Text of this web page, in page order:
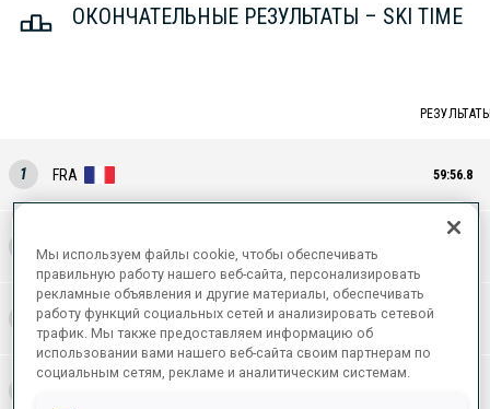
ОКОНЧАТЕЛЬНЫЕ РЕЗУЛЬТАТЫ – SKI TIME
1 FRA 59:56.8
GER 1:00:25.7
Мы используем файлы cookie, чтобы обеспечивать
правильную работу нашего веб-сайта, персонализировать
рекламные объявления и другие материалы, обеспечивать
работу функций социальных сетей и анализировать сетевой
трафик. Мы также предоставляем информацию об
использовании вами нашего веб-сайта своим партнерам по
социальным сетям, рекламе и аналитическим системам.